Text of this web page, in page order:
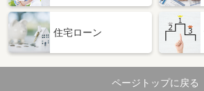
住宅ローン
ページトップに戻る